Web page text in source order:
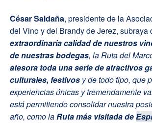
César Saldaña, presidente de la
del Vino y del Brandy de Jerez, subraya
extraordinaria calidad de nuestros
denuestras bodegas, la Ruta del
atesora toda una serie de atractivos
culturales, festivos y de todo tipo, que
experiencias únicas y tremendamente
está permitiendo consolidar nuestra
año, como laRuta más visitada de